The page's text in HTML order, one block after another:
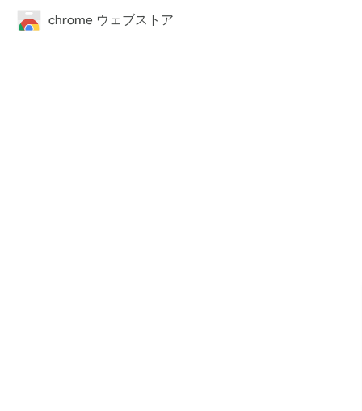
chrome ウェブストア